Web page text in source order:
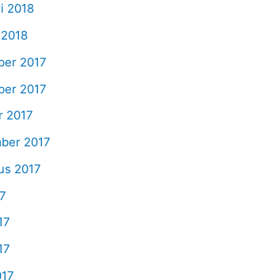
2018
2017
2017
2017
2017
2017